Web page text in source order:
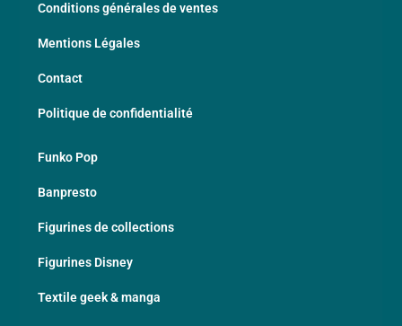
Conditions générales de ventes
Mentions Légales
Contact
Politique de confidentialité
Funko Pop
Banpresto
Figurines de collections
Figurines Disney
Textile geek & manga